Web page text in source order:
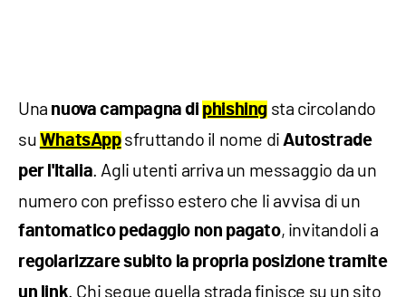
Una nuova campagna di phishing sta circolando
su WhatsAppsfruttando il nome di Autostrade
per l'Italia. Agli utenti arriva un messaggio da un
numero con prefisso estero che li avvisa di un
fantomatico pedaggio non pagato, invitandoli a
regolarizzare subito la propria posizione tramite
un link. Chi segue quella strada finisce su un sito